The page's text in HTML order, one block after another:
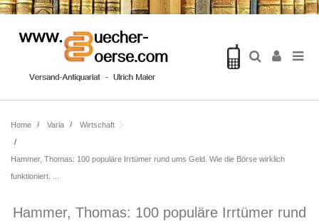
Home Varia Wirtschaft
Hammer, Thomas: 100 populäre Irrtümer rund ums Geld. Wie die Börse wirklich
funktioniert. ...
Hammer, Thomas: 100 populäre Irrtümer rund